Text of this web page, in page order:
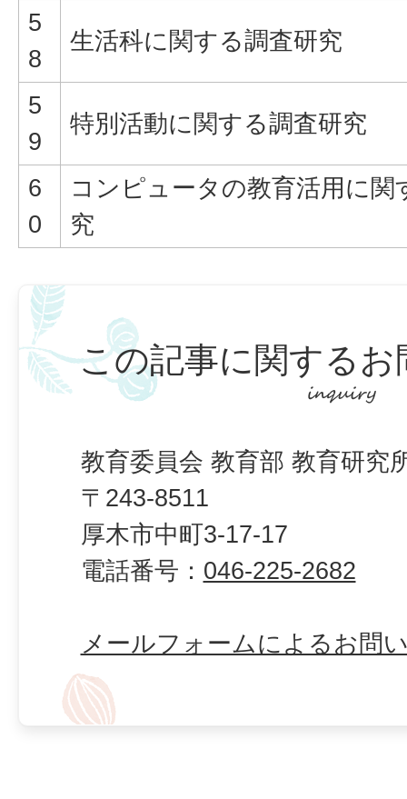
5
8
生活科に関する調査研究
5
9
特別活動に関する調査研究
6
0
コンピュータの教育活用に関
究
この記事に関するお
教育委員会 教育部 教育研究
〒243-8511
厚木市中町3-17-17
電話番号： 046-225-2682
メールフォームによるお問